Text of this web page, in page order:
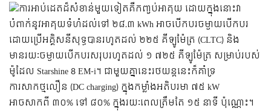
ការអាប់ដេតដ៏សំខាន់មួយទៀតគឺកញ្ចប់អាគុយ ដោយក្នុងនោះវា
បំពាក់នូវអាគុយទំហំដល់ទៅ ២៨.៣ kWh អាចបើកបរចម្ងាយបើកបរ
ដោយប្រើអគ្គិសនីសុទ្ធបានរហូតដល់ ២២៥ គីឡូម៉ែត្រ (CLTC) និង
មានរយៈចម្ងាយបើកបរសរុបរហូតដល់ ១ ៧២៥ គីឡូម៉ែត្រ សម្រាប់របស់
ម៉ូដែល Starshine 8 EM-i។ ជាមួយគ្នានេះរថយន្ដនេះក៏គាំទ្រ
ការសាកថ្មលឿន (DC charging) ក្នុងកម្លាំងអតិបរមា ៧៥ kW
អាចសាកពី ៣០% ទៅ ៨០% ក្នុងរយៈពេលត្រឹមតែ ១៥ នាទី ប៉ុណ្ណោះ។